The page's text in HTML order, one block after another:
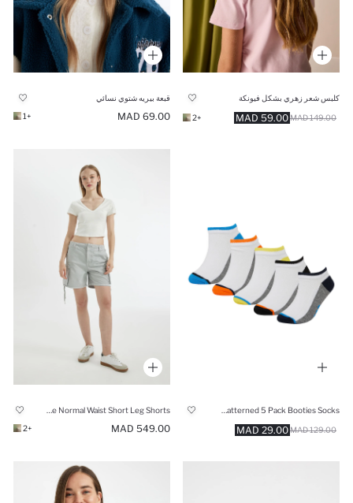
كلبس شعر زهري بشكل فيونكة
59.00 MAD 149.00 MAD
+2
قبعة بيريه شتوي نسائي
69.00 MAD
+1
29.00 MAD 129.00 MAD
549.00 MAD
+2